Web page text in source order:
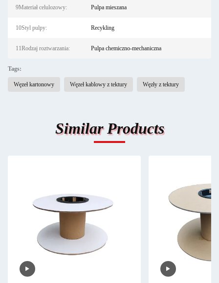
9Materiał celulozowy: Pulpa mieszana
10Styl pulpy: Recykling
11Rodzaj roztwarzania: Pulpa chemiczno-mechaniczna
Tags:
Węzeł kartonowy Węzeł kablowy z tektury Węzły z tektury
Similar Products